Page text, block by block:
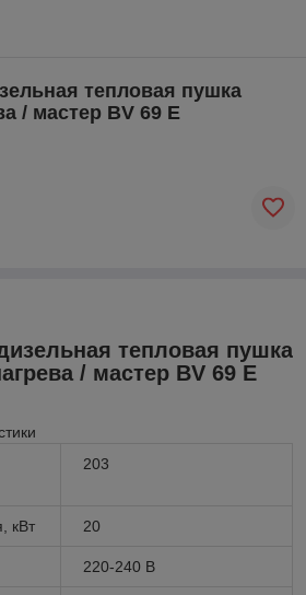
тепловая пушка
/ мастер BV 69 E
тепловая пушка
/ мастер BV 69 E
203
кВт 20
220-240 В